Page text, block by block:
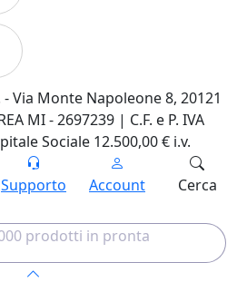
Via Monte Napoleone 8, 20121
MI - 2697239 | C.F. e P. IVA
Sociale 12.500,00 € i.v.
Supporto Account Cerca
prodotti in pronta